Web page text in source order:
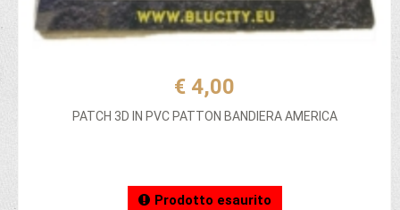
€ 4,00
PATCH 3D IN PVC PATTON BANDIERA AMERICA
Prodotto esaurito